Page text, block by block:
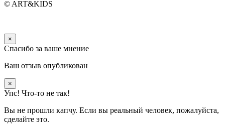
© ART&KIDS
×
Спасибо за ваше мнение
Ваш отзыв опубликован
×
Упс! Что-то не так!
Вы не прошли капчу. Если вы реальный человек, пожалуйста,
сделайте это.